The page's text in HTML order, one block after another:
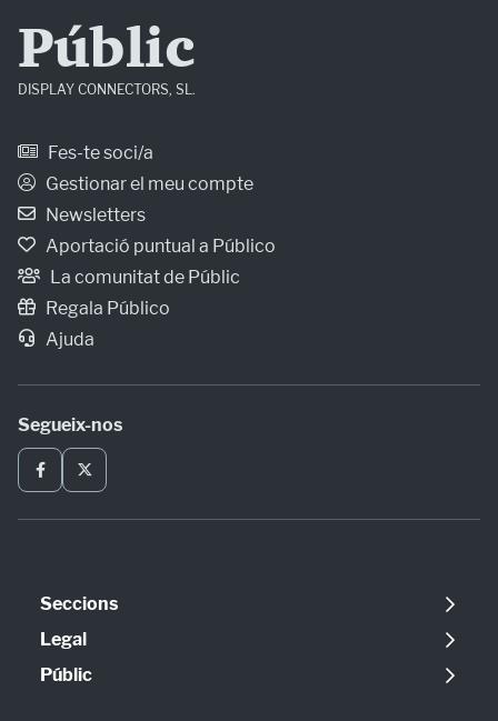
Públic
DISPLAY CONNECTORS, SL.
Fes-te soci/a
Gestionar el meu compte
Newsletters
Aportació puntual a Público
La comunitat de Públic
Regala Público
Ajuda
Segueix-nos
Seccions
Política
Opinió
Legal
Avís legal
Públic